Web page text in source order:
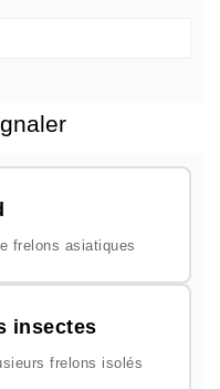
frelons asiatiques
insectes
frelons isolés